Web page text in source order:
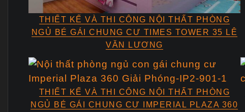
THIẾT KẾ VÀ THI CÔNG NỘI THẤT PHÒNG
NGỦ BÉ GÁI CHUNG CƯ TIMES TOWER 35 LÊ
VĂN LƯƠNG
THIẾT KẾ VÀ THI CÔNG NỘI THẤT PHÒNG
NGỦ BÉ GÁI CHUNG CƯ IMPERIAL PLAZA 360